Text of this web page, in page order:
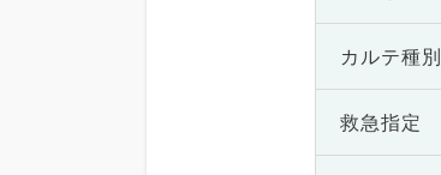
カルテ種別
救急指定